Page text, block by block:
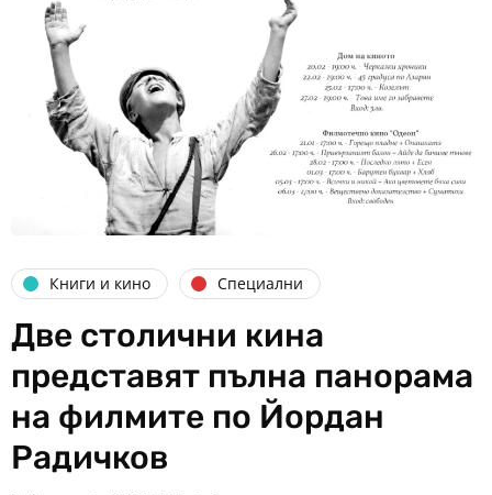
Книги и кино Специални
Две столични кина
представят пълна панорама
на филмите по Йордан
Радичков